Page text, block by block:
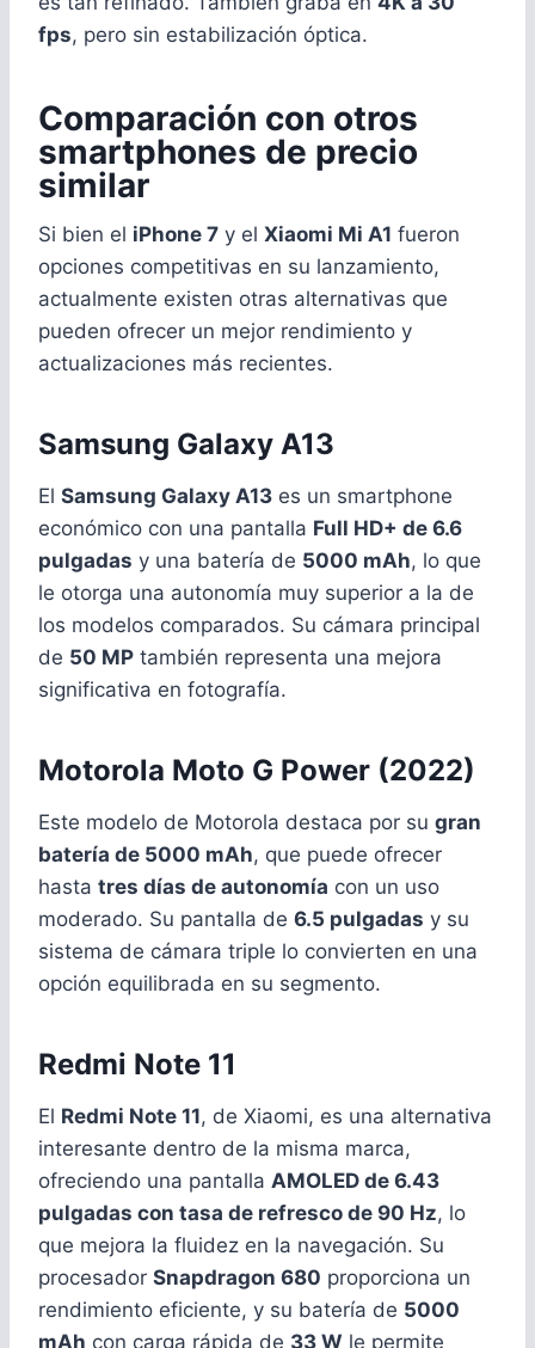
fps, pero sin estabilización óptica.
Comparación con otros
smartphones de precio
similar
Si bien el iPhone 7 y el Xiaomi Mi A1 fueron
opciones competitivas en su lanzamiento,
actualmente existen otras alternativas que
pueden ofrecer un mejor rendimiento y
actualizaciones más recientes.
Samsung Galaxy A13
El Samsung Galaxy A13 es un smartphone
económico con una pantalla Full HD+ de 6.6
pulgadas y una batería de 5000 mAh, lo que
le otorga una autonomía muy superior a la de
los modelos comparados. Su cámara principal
de 50 MP también representa una mejora
significativa en fotografía.
Motorola Moto G Power (2022)
Este modelo de Motorola destaca por su gran
batería de 5000 mAh, que puede ofrecer
hasta tres días de autonomía con un uso
moderado. Su pantalla de 6.5 pulgadas y su
sistema de cámara triple lo convierten en una
opción equilibrada en su segmento.
Redmi Note 11
El Redmi Note 11, de Xiaomi, es una alternativa
interesante dentro de la misma marca,
ofreciendo una pantalla AMOLED de 6.43
pulgadas con tasa de refresco de 90 Hz, lo
que mejora la fluidez en la navegación. Su
procesador Snapdragon 680 proporciona un
rendimiento eficiente, y su batería de 5000
mAh con carga rápida de 33 W le permite